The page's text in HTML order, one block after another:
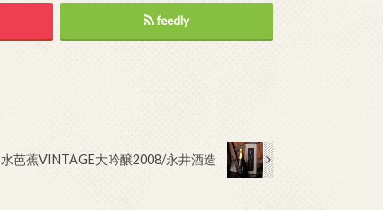
feedly
水芭蕉VINTAGE大吟醸2008/永井酒造